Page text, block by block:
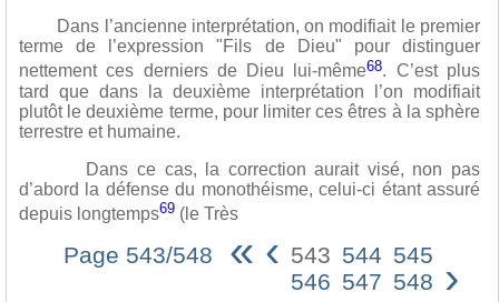
Dans l’ancienne interprétation, on modifiait le premier
terme de l’expression "Fils de Dieu" pour distinguer
nettement ces derniers de Dieu lui-même68. C’est plus
tard que dans la deuxième interprétation l’on modifiait
plutôt le deuxième terme, pour limiter ces êtres à la sphère
terrestre et humaine.
Dans ce cas, la correction aurait visé, non pas
d’abord la défense du monothéisme, celui-ci étant assuré
depuis longtemps69 (le Très
Page 543/548 « ‹ 543 544 545
546 547 548 ›